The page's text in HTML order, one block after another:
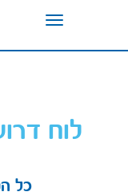
Toggle
לוח
כל